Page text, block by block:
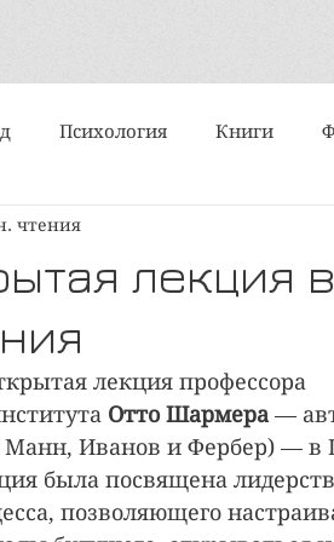
Психология Книги
Статьи
развитие
лекция в
чтения
лекция профессора
Отто Шармера —
Манн, Иванов и Фербер) —
была посвящена
позволяющего